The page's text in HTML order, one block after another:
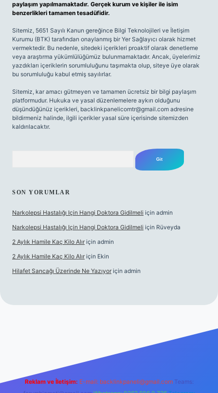
paylaşım yapılmamaktadır. Gerçek kurum ve kişiler ile isim
benzerlikleri tamamen tesadüfidir.
Sitemiz, 5651 Sayılı Kanun gereğince Bilgi Teknolojileri ve İletişim
Kurumu (BTK) tarafından onaylanmış bir Yer Sağlayıcı olarak hizmet
vermektedir. Bu nedenle, sitedeki içerikleri proaktif olarak denetleme
veya araştırma yükümlülüğümüz bulunmamaktadır. Ancak, üyelerimiz
yazdıkları içeriklerin sorumluluğunu taşımakta olup, siteye üye olarak
bu sorumluluğu kabul etmiş sayılırlar.
Sitemiz, kar amacı gütmeyen ve tamamen ücretsiz bir bilgi paylaşım
platformudur. Hukuka ve yasal düzenlemelere aykırı olduğunu
düşündüğünüz içerikleri, backlinkpanelicomtr@gmail.com adresine
bildirmeniz halinde, ilgili içerikler yasal süre içerisinde sitemizden
kaldırılacaktır.
SON YORUMLAR
Narkolepsi Hastalığı Için Hangi Doktora Gidilmeli için admin
Narkolepsi Hastalığı Için Hangi Doktora Gidilmeli için Rüveyda
2 Aylık Hamile Kaç Kilo Alır için admin
2 Aylık Hamile Kaç Kilo Alır için Ekin
Hilafet Sancağı Üzerinde Ne Yazıyor için admin
Reklam ve İletişim: E-mail: backlinkpaneli@gmail.com Teams: